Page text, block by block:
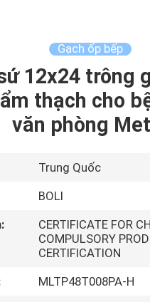
Gạch ốp bếp
12x24 trông
thạch cho
văn phòng
Trung Quốc
BOLI
CERTIFICATE FOR
COMPULSORY
CERTIFICATION
MLTP48T008PA-H